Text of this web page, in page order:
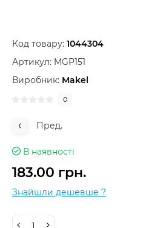
Код товару: 1044304
Артикул: MGP151
Виробник: Makel
0
Пред.
В наявності
183.00 грн.
Знайшли дешевше ?